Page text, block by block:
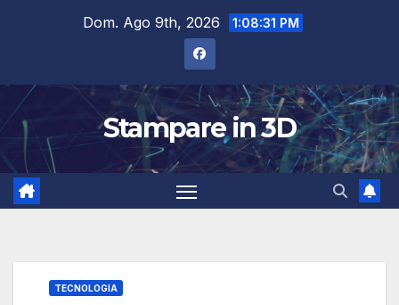
Dom. Ago 9th, 2026 1:08:32 PM
Stampare in 3D
TECNOLOGIA